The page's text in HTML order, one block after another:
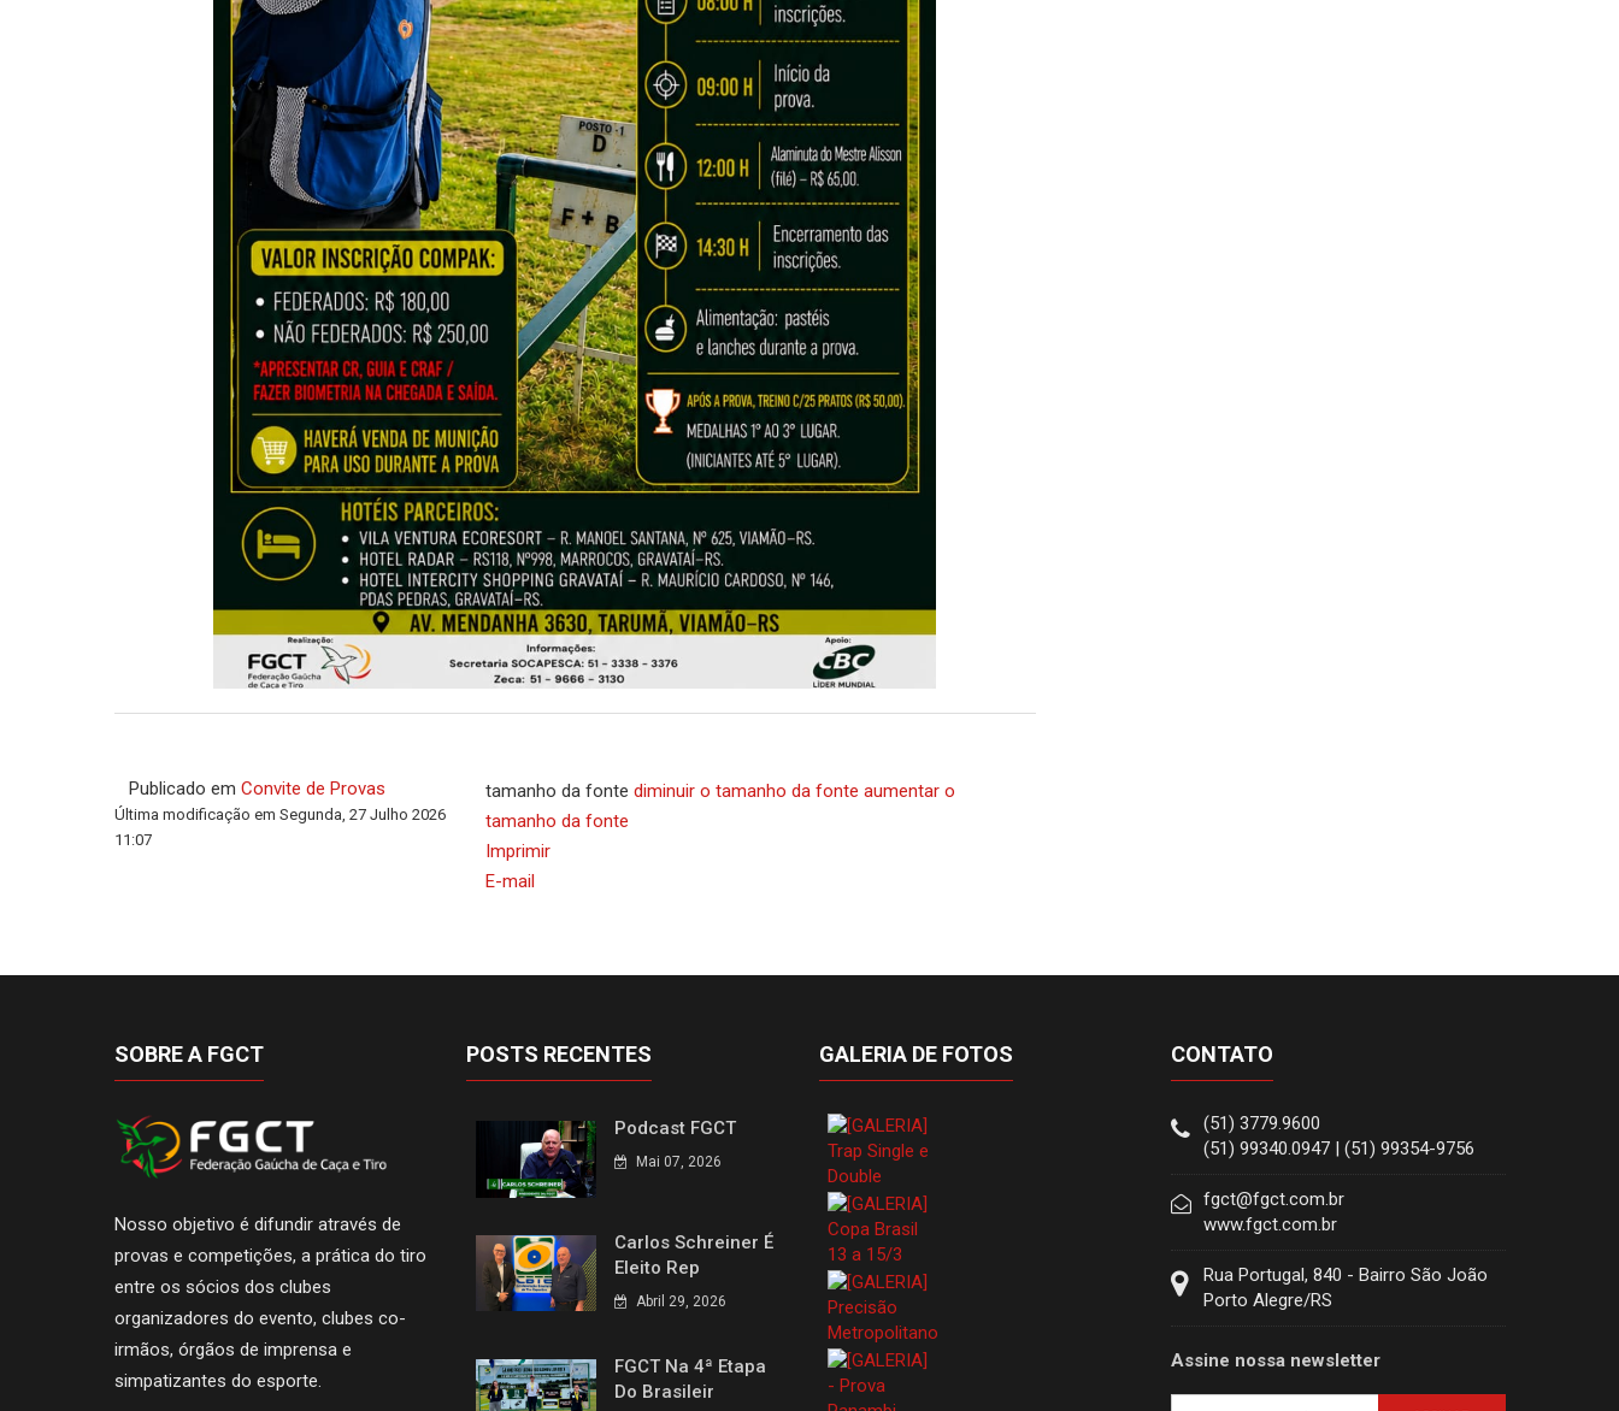
Publicado em Convite de Provas tamanho da fonte diminuir o tamanho da fonte aumentar o
tamanho da fonte
Imprimir
E-mail
Última modificação em Segunda, 27 Julho 2026
11:07
SOBRE A FGCT
Nosso objetivo é difundir através de
provas e competições, a prática do tiro
entre os sócios dos clubes
organizadores do evento, clubes co-
irmãos, órgãos de imprensa e
simpatizantes do esporte.
POSTS RECENTES
Podcast FGCT
Mai 07, 2026
Carlos Schreiner É
Eleito Rep
Abril 29, 2026
FGCT Na 4ª Etapa
Do Brasileir
GALERIA DE FOTOS CONTATO
(51) 3779.9600
(51) 99340.0947 | (51) 99354-9756
fgct@fgct.com.br
www.fgct.com.br
Rua Portugal, 840 - Bairro São João
Porto Alegre/RS
Assine nossa newsletter